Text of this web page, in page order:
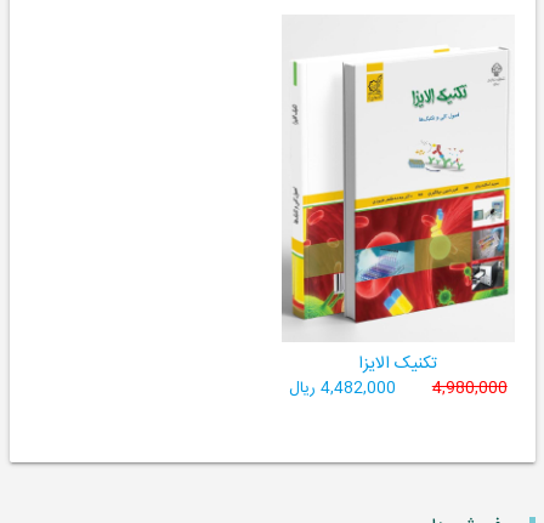
تکنیک الایزا
4,980,000 4,482,000 ریال